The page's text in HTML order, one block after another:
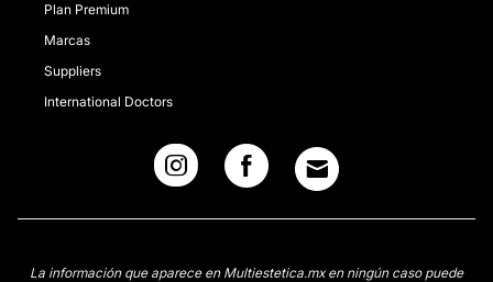
Plan Premium
Marcas
Suppliers
International Doctors
La información que aparece en Multiestetica.mx en ningún caso puede